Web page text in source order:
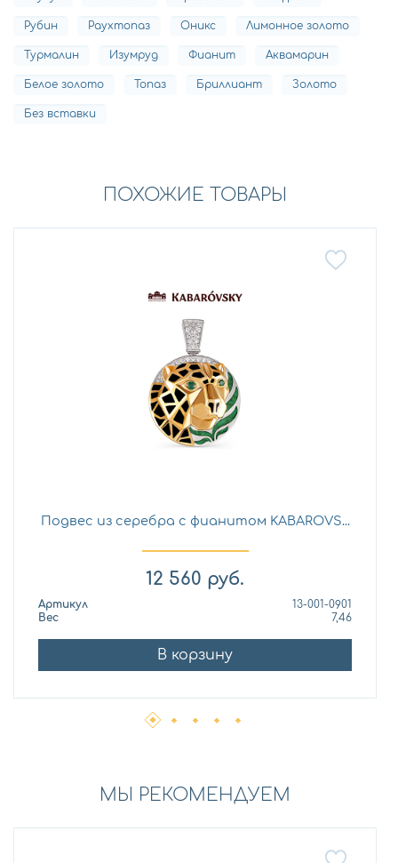
Рубин Раухтопаз Оникс Лимонное золото
Турмалин Изумруд Фианит Аквамарин
Белое золото Топаз Бриллиант Золото
Без вставки
ПОХОЖИЕ ТОВАРЫ
Подвес из серебра с фианитом KABAROVS...
12 560 руб.
Артикул
13-001-0901
Вес
7,46
В корзину
МЫ РЕКОМЕНДУЕМ